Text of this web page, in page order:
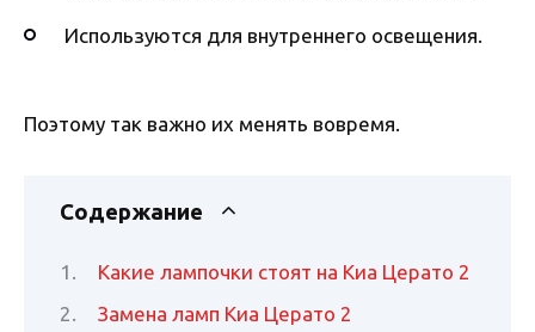
Используются для внутреннего освещения.
Поэтому так важно их менять вовремя.
Содержание
Какие лампочки стоят на Киа Церато 2
Замена ламп Киа Церато 2